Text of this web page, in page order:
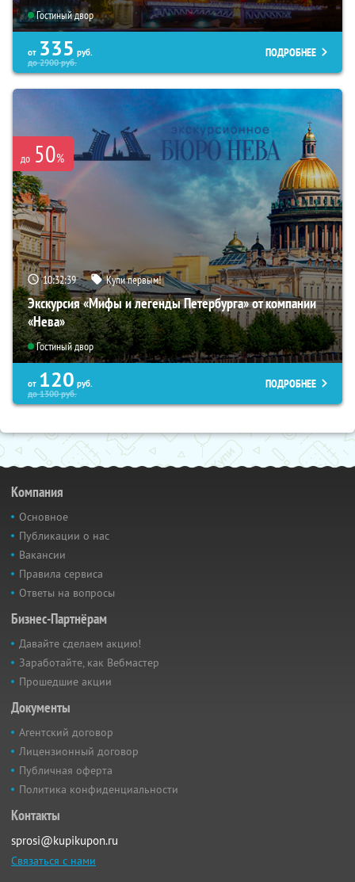
Гостиный двор
от 335 руб.
до2900руб.
ПОДРОБНЕЕ
до 50%
10:32:38 Купи первым!
Экскурсия «Мифы и легенды Петербурга» от компании
«Нева»
Гостиный двор
от 120 руб.
до1300руб.
ПОДРОБНЕЕ
Компания
Основное
Публикации о нас
Вакансии
Правила сервиса
Ответы на вопросы
Бизнес-Партнёрам
Давайте сделаем акцию!
Заработайте, как Вебмастер
Прошедшие акции
Документы
Агентский договор
Лицензионный договор
Публичная оферта
Политика конфиденциальности
Контакты
sprosi@kupikupon.ru
Связаться с нами